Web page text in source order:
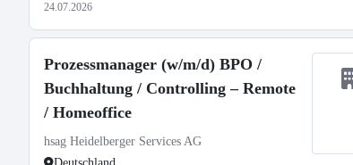
24.07.2026
Prozessmanager (w/m/d) BPO /
Buchhaltung / Controlling – Remote
/ Homeoffice
hsag Heidelberger Services AG